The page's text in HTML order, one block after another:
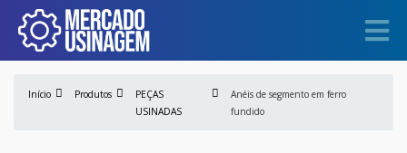
Início Produtos
PEÇAS
USINADAS
Anéis de segmento em ferro
fundido